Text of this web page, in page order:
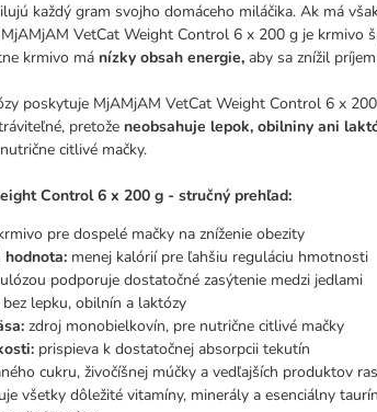
každý gram svojho domáceho miláčika. Ak má
VetCat Weight Control 6 x 200 g je krmivo
krmivo má nízky obsah energie, aby sa znížil
poskytuje MjAMjAM VetCat Weight Control 6 x
pretože neobsahuje lepok, obilniny ani
citlivé mačky.
Control 6 x 200 g - stručný prehľad:
pre dospelé mačky na zníženie obezity
menej kalórií pre ľahšiu reguláciu hmotnosti
podporuje dostatočné zasýtenie medzi jedlami
bez lepku, obilnín a laktózy
zdroj monobielkovín, pre nutrične citlivé mačky
prispieva k dostatočnej absorpcii tekutín
cukru, živočíšnej múčky a vedľajších produktov
všetky dôležité vitamíny, minerály a esenciálny taurín